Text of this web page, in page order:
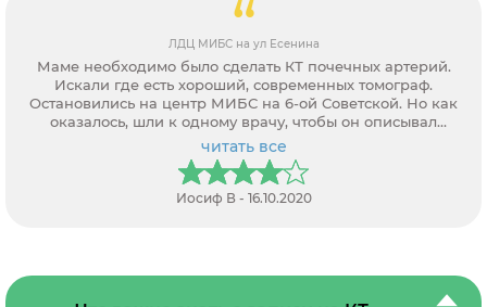
ЛДЦ МИБС на ул Есенина
Маме необходимо было сделать КТ почечных артерий.
Искали где есть хороший, современных томограф.
Остановились на центр МИБС на 6-ой Советской. Но как
оказалось, шли к одному врачу, чтобы он описывал
заключение, а оказалось он уже там не работает. В итоге
теперь сомневаемся в правильности и полноценности
заключения.
читать все
Иосиф В - 16.10.2020